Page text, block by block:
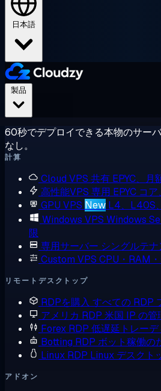
日本語
60秒でデプロイできる本物のサー
なし。
計算
Cloud VPS 共有 EPYC、月
高性能VPS 専用 EPYC コ
GPU VPS New L4、L40S
Windows VPS Windows
限
専用サーバー シングルテ
Custom VPS CPU・RAM
リモートデスクトップ
RDPを購入 すべての RDP
アメリカ RDP 米国 IP の管
Forex RDP 低遅延トレー
Botting RDP ボット稼働の
Linux RDP Linux デスクト
アドオン